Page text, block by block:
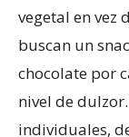
vegetal en vez
buscan un
chocolate por
nivel de
individuales,